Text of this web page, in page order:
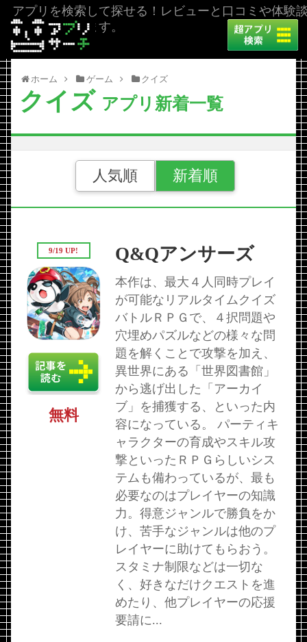
アプリを検索して探せる！レビューと口コミや体験
を掲載しています。
ホーム ゲーム クイズ
クイズ アプリ新着一覧
人気順 新着順
Q&Qアンサーズ
本作は、最大４人同時プレイ
が可能なリアルタイムクイズ
バトルＲＰＧで、４択問題や
穴埋めパズルなどの様々な問
題を解くことで攻撃を加え、
異世界にある「世界図書館」
から逃げ出した「アーカイ
ブ」を捕獲する、といった内
容になっている。 パーティキ
ャラクターの育成やスキル攻
撃といったＲＰＧらしいシス
テムも備わっているが、最も
必要なのはプレイヤーの知識
力。得意ジャンルで勝負をか
け、苦手なジャンルは他のプ
レイヤーに助けてもらおう。
スタミナ制限などは一切な
く、好きなだけクエストを進
めたり、他プレイヤーの応援
要請に...
9/19 UP!
無料